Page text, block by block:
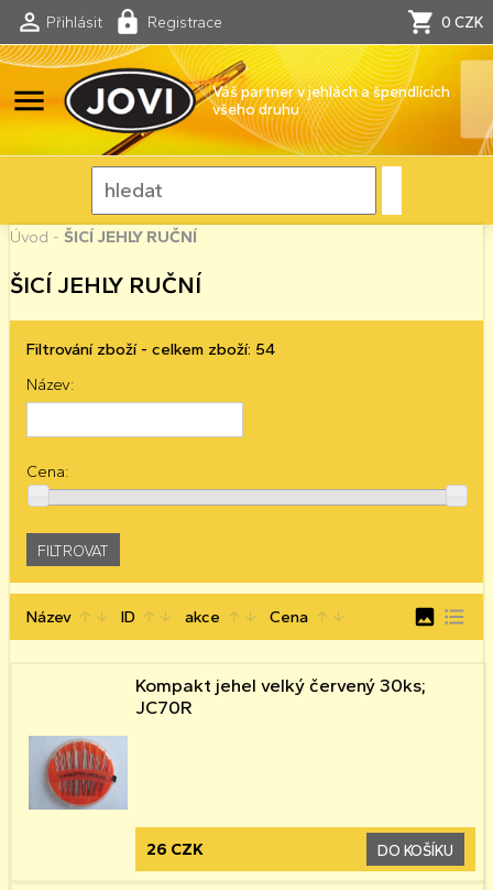
Přihlásit Registrace 0 CZK
menu
Váš partner v jehlách a špendlících
všeho druhu
Úvod - ŠICÍ JEHLY RUČNÍ
ŠICÍ JEHLY RUČNÍ
Filtrování zboží - celkem zboží: 54
Název:
Cena:
Název arrow_upward arrow_downward ID arrow_upward arrow_downward akce arrow_upward arrow_downward Cena arrow_upward arrow_downward image format_list_bulleted
Kompakt jehel velký červený 30ks;
JC70R
26 CZK DO KOŠÍKU